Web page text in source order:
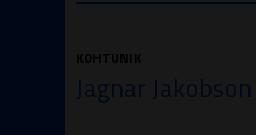
KOHTUNIK
Jagnar Jakobson